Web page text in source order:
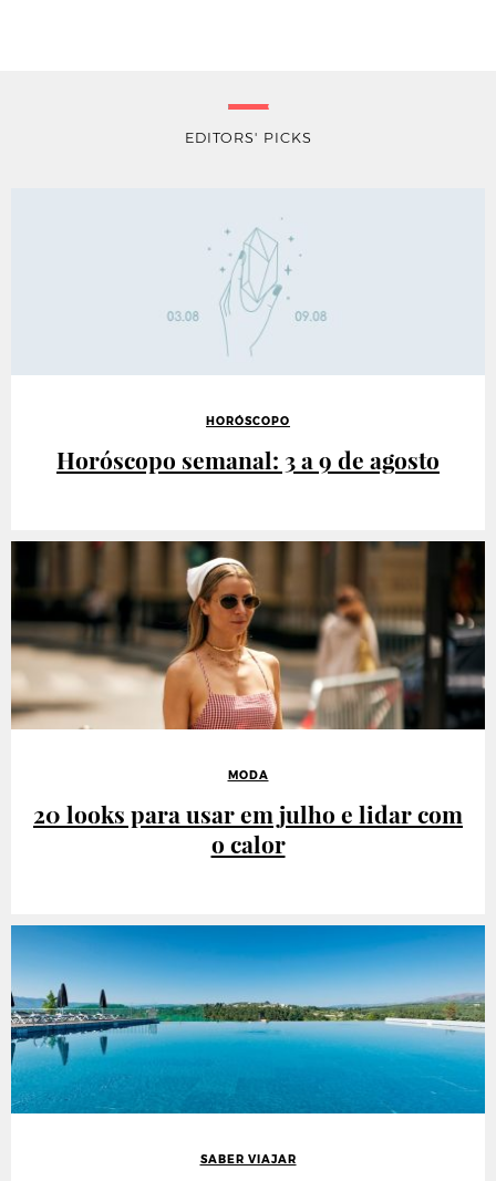
EDITORS' PICKS
HORÓSCOPO
Horóscopo semanal: 3 a 9 de agosto
MODA
20 looks para usar em julho e lidar com
o calor
SABER VIAJAR